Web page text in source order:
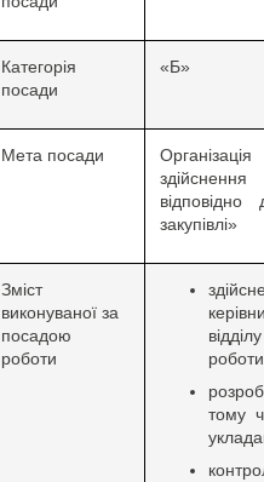
Категорія
посади
«Б»
Мета посади
закупівлі»
Зміст
виконуваної за
посадою
роботи
тому